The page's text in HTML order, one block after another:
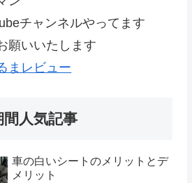
チャンネルやってます
願いいたします
まレビュー
間人気記事
車の白いシートのメリットとデ
メリット